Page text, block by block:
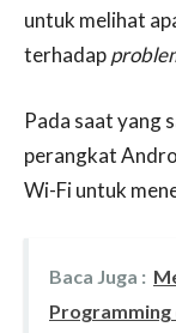
untuk melihat
terhadap
Pada saat yang
perangkat
Wi-Fi untuk
Baca Juga :
Programming